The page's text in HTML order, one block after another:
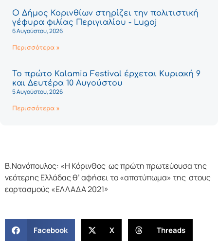
Ο Δήμος Κορινθίων στηρίζει την πολιτιστική
γέφυρα φιλίας Περιγιαλίου - Lugoj
6 Αυγούστου, 2026
Περισσότερα »
Το πρώτο Kalamia Festival έρχεται Κυριακή 9
και Δευτέρα 10 Αυγούστου
5 Αυγούστου, 2026
Περισσότερα »
Β.Νανόπουλος: «Η Κόρινθος ως πρώτη πρωτεύουσα της
νεότερης Ελλάδας θ’ αφήσει το «αποτύπωμα» της στους
εορτασμούς «ΕΛΛΑΔΑ 2021»
Facebook X Threads